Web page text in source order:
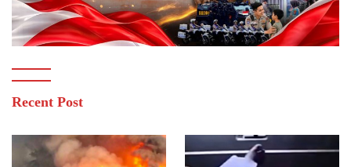
Recent Post